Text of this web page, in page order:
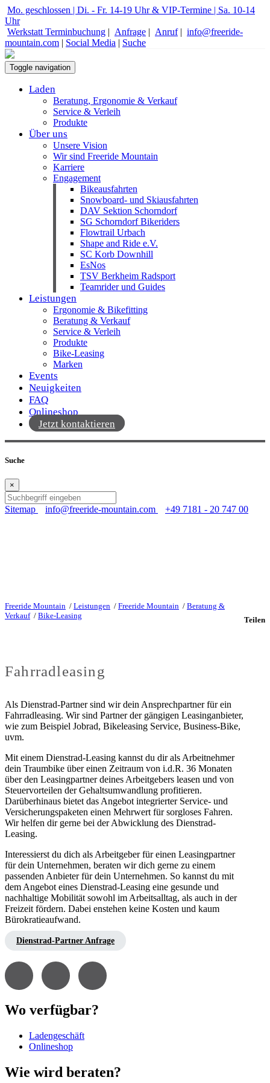
Mo. geschlossen | Di. - Fr. 14-19 Uhr & VIP-Termine | Sa. 10-14
Uhr
Werkstatt Terminbuchung | Anfrage | Anruf| info@freeride-
mountain.com | Social Media | Suche
Toggle navigation
Laden
Beratung, Ergonomie & Verkauf
Service & Verleih
Produkte
Über uns
Unsere Vision
Wir sind Freeride Mountain
Karriere
Engagement
Bikeausfahrten
Snowboard- und Skiausfahrten
DAV Sektion Schorndorf
SG Schorndorf Bikeriders
Flowtrail Urbach
Shape and Ride e.V.
SC Korb Downhill
EsNos
TSV Berkheim Radsport
Teamrider und Guides
Leistungen
Ergonomie & Bikefitting
Beratung & Verkauf
Service & Verleih
Produkte
Bike-Leasing
Marken
Events
Neuigkeiten
FAQ
Onlineshop
Jetzt kontaktieren
Suche
×
Sitemap info@freeride-mountain.com +49 7181 - 20 747 00
Freeride Mountain / Leistungen / Freeride Mountain / Beratung &
Verkauf/ Bike-Leasing
Fahrradleasing
Als Dienstrad-Partner sind wir dein Ansprechpartner für ein
Fahrradleasing. Wir sind Partner der gängigen Leasinganbieter,
wie zum Beispiel Jobrad, Bikeleasing Service, Business-Bike,
uvm.
Mit einem Dienstrad-Leasing kannst du dir als Arbeitnehmer
dein Traumbike über einen Zeitraum von i.d.R. 36 Monaten
über den Leasingpartner deines Arbeitgebers leasen und von
Steuervorteilen der Gehaltsumwandlung profitieren.
Darüberhinaus bietet das Angebot integrierter Service- und
Versicherungspaketen einen Mehrwert für sorgloses Fahren.
Wir helfen dir gerne bei der Abwicklung des Dienstrad-
Leasing.
Interessierst du dich als Arbeitgeber für einen Leasingpartner
für dein Unternehmen, beraten wir dich gerne zu einem
passenden Anbieter für dein Unternehmen. So kannst du mit
dem Angebot eines Dienstrad-Leasing eine gesunde und
nachhaltige Mobilität sowohl im Arbeitsalltag, als auch in der
Freizeit fördern. Dabei enstehen keine Kosten und kaum
Bürokratieaufwand.
Dienstrad-Partner Anfrage
Wo verfügbar?
Ladengeschäft
Onlineshop
Wie wird beraten?
Teilen